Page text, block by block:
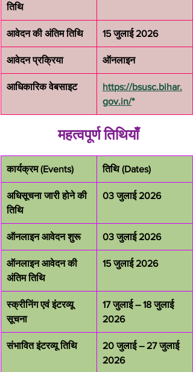
तिथि
आवेदन की अंतिम तिथि 15 जुलाई 2026
आवेदन प्रक्रिया ऑनलाइन
आधिकारिक वेबसाइट
https://bsusc.bihar.
gov.in/*
महत्वपूर्ण तिथियाँ
कार्यक्रम (Events) तिथि (Dates)
अधिसूचना जारी होने की
तिथि
03 जुलाई 2026
ऑनलाइन आवेदन शुरू 03 जुलाई 2026
ऑनलाइन आवेदन की
अंतिम तिथि
15 जुलाई 2026
स्क्रीनिंग एवं इंटरव्यू
सूचना
17 जुलाई – 18 जुलाई
2026
संभावित इंटरव्यू तिथि
20 जुलाई – 27 जुलाई
2026